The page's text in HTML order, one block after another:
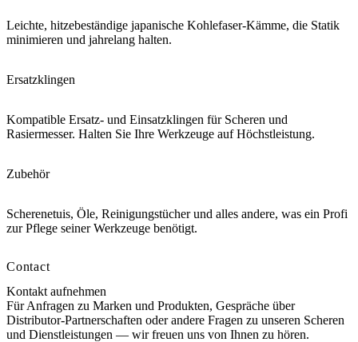
Leichte, hitzebeständige japanische Kohlefaser-Kämme, die Statik
minimieren und jahrelang halten.
Ersatzklingen
Kompatible Ersatz- und Einsatzklingen für Scheren und
Rasiermesser. Halten Sie Ihre Werkzeuge auf Höchstleistung.
Zubehör
Scherenetuis, Öle, Reinigungstücher und alles andere, was ein Profi
zur Pflege seiner Werkzeuge benötigt.
Contact
Kontakt aufnehmen
Für Anfragen zu Marken und Produkten, Gespräche über
Distributor-Partnerschaften oder andere Fragen zu unseren Scheren
und Dienstleistungen — wir freuen uns von Ihnen zu hören.